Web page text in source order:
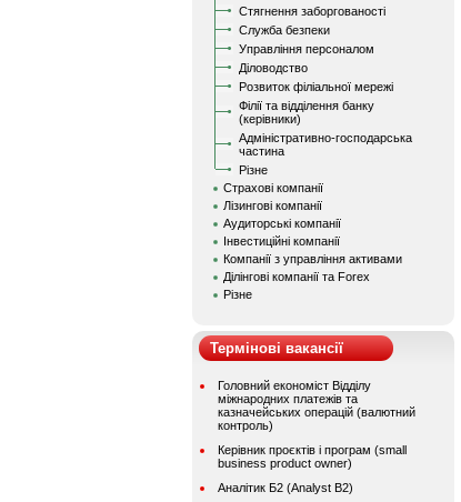
Стягнення заборгованості
Служба безпеки
Управління персоналом
Діловодство
Розвиток філіальної мережі
Філії та відділення банку
(керівники)
Адміністративно-господарська
частина
Різне
Страхові компанії
Лізингові компанії
Аудиторські компанії
Інвестиційні компанії
Компанії з управління активами
Ділінгові компанії та Forex
Різне
Термінові вакансії
Головний економіст Відділу
міжнародних платежів та
казначейських операцій (валютний
контроль)
Керівник проєктів і програм (small
business product owner)
Аналітик Б2 (Analyst B2)